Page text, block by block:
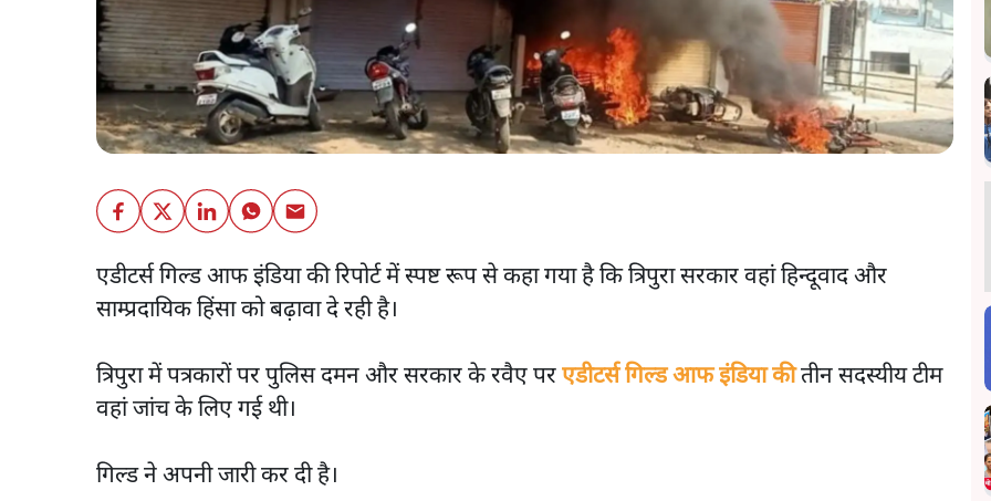
एडीटर्स गिल्ड आफ इंडिया की रिपोर्ट में स्पष्ट रूप से कहा गया है कि त्रिपुरा सरकार वहां हिन्दूवाद और
साम्प्रदायिक हिंसा को बढ़ावा दे रही है।
त्रिपुरा में पत्रकारों पर पुलिस दमन और सरकार के रवैए परएडीटर्स गिल्ड आफ इंडिया कीतीन सदस्यीय टीम
वहां जांच के लिए गई थी।
गिल्ड ने अपनी जारी कर दी है।